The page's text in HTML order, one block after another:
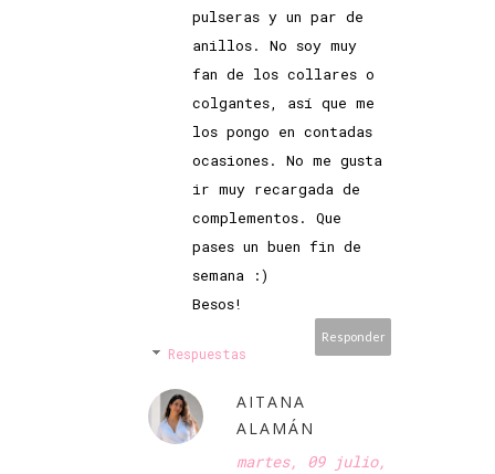
pulseras y un par de
anillos. No soy muy
fan de los collares o
colgantes, así que me
los pongo en contadas
ocasiones. No me gusta
ir muy recargada de
complementos. Que
pases un buen fin de
semana :)
Besos!
Responder
Respuestas
AITANA
ALAMÁN
martes, 09 julio,